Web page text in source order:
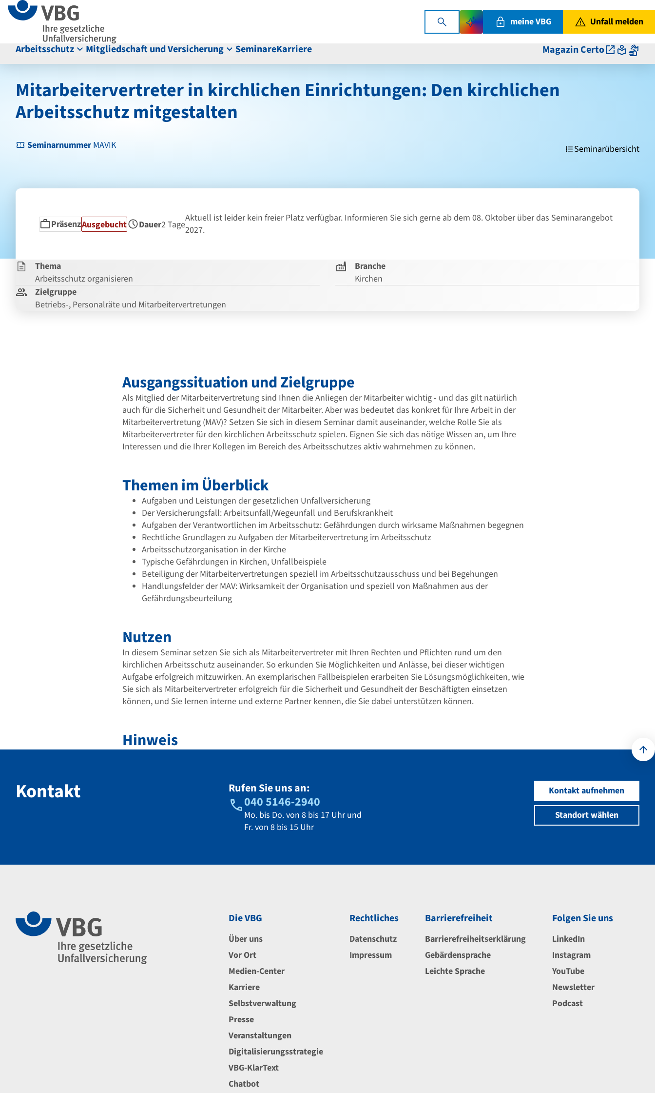
Seitenanfang
zum
Inhalt
zur
Navigation
Fußbereich
meine VBG Unfall melden
Arbeitsschutz Mitgliedschaft und Versicherung SeminareKarriere Magazin Certo
Mitarbeitervertreter in kirchlichen Einrichtungen: Den kirchlichen
Arbeitsschutz mitgestalten
Seminarnummer MAVIK Seminarübersicht
Seminarform
PräsenzStatus
Ausgebucht Dauer2 Tage
Aktuell ist leider kein freier Platz verfügbar. Informieren Sie sich gerne ab dem 08. Oktober über das Seminarangebot
2027.
Thema
Arbeitsschutz organisieren
Branche
Kirchen
Zielgruppe
Betriebs-, Personalräte und Mitarbeitervertretungen
Ausgangssituation und Zielgruppe
Als Mitglied der Mitarbeitervertretung sind Ihnen die Anliegen der Mitarbeiter wichtig - und das gilt natürlich
auch für die Sicherheit und Gesundheit der Mitarbeiter. Aber was bedeutet das konkret für Ihre Arbeit in der
Mitarbeitervertretung (MAV)? Setzen Sie sich in diesem Seminar damit auseinander, welche Rolle Sie als
Mitarbeitervertreter für den kirchlichen Arbeitsschutz spielen. Eignen Sie sich das nötige Wissen an, um Ihre
Interessen und die Ihrer Kollegen im Bereich des Arbeitsschutzes aktiv wahrnehmen zu können.
Themen im Überblick
Aufgaben und Leistungen der gesetzlichen Unfallversicherung
Der Versicherungsfall: Arbeitsunfall/Wegeunfall und Berufskrankheit
Aufgaben der Verantwortlichen im Arbeitsschutz: Gefährdungen durch wirksame Maßnahmen begegnen
Rechtliche Grundlagen zu Aufgaben der Mitarbeitervertretung im Arbeitsschutz
Arbeitsschutzorganisation in der Kirche
Typische Gefährdungen in Kirchen, Unfallbeispiele
Beteiligung der Mitarbeitervertretungen speziell im Arbeitsschutzausschuss und bei Begehungen
Handlungsfelder der MAV: Wirksamkeit der Organisation und speziell von Maßnahmen aus der
Gefährdungsbeurteilung
Nutzen
In diesem Seminar setzen Sie sich als Mitarbeitervertreter mit Ihren Rechten und Pflichten rund um den
kirchlichen Arbeitsschutz auseinander. So erkunden Sie Möglichkeiten und Anlässe, bei dieser wichtigen
Aufgabe erfolgreich mitzuwirken. An exemplarischen Fallbeispielen erarbeiten Sie Lösungsmöglichkeiten, wie
Sie sich als Mitarbeitervertreter erfolgreich für die Sicherheit und Gesundheit der Beschäftigten einsetzen
können, und Sie lernen interne und externe Partner kennen, die Sie dabei unterstützen können.
Hinweis
Kontakt Rufen Sie uns an:
040 5146-2940
Mo. bis Do. von 8 bis 17 Uhr und
Fr. von 8 bis 15 Uhr
Kontakt aufnehmen
Standort wählen
Die VBG
Über uns
Vor Ort
Medien-Center
Karriere
Selbstverwaltung
Presse
Veranstaltungen
Digitalisierungsstrategie
VBG-KlarText
Chatbot
Rechtliches
Datenschutz
Impressum
Barrierefreiheit
Barrierefreiheitserklärung
Gebärdensprache
Leichte Sprache
Folgen Sie uns
LinkedIn
Instagram
YouTube
Newsletter
Podcast